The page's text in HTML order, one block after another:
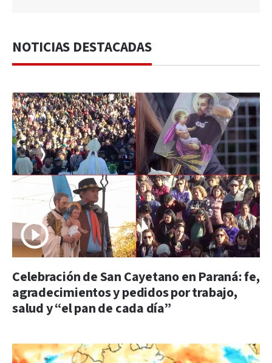
NOTICIAS DESTACADAS
Celebración de San Cayetano en Paraná: fe,
agradecimientos y pedidos por trabajo,
salud y “el pan de cada día”